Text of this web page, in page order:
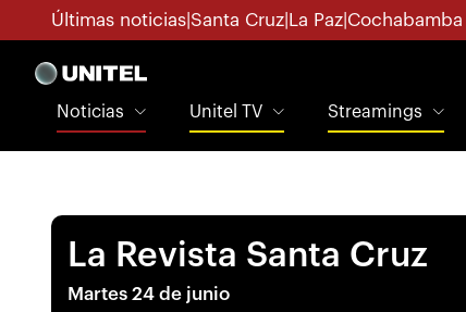
Últimas noticias Santa Cruz La Paz Cochabamba
Noticias Unitel TV Streamings
La Revista Santa Cruz
Martes 24 de junio